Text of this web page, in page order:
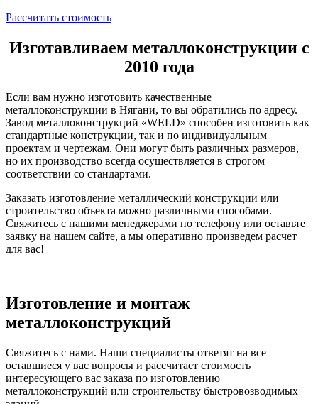
Рассчитать стоимость
Изготавливаем металлоконструкции с
2010 года
Если вам нужно изготовить качественные
металлоконструкции в Нягани, то вы обратились по адресу.
Завод металлоконструкций «WELD» способен изготовить как
стандартные конструкции, так и по индивидуальным
проектам и чертежам. Они могут быть различных размеров,
но их производство всегда осуществляется в строгом
соответствии со стандартами.
Заказать изготовление металлический конструкции или
строительство объекта можно различными способами.
Свяжитесь с нашими менеджерами по телефону или оставьте
заявку на нашем сайте, а мы оперативно произведем расчет
для вас!
Изготовление и монтаж
металлоконструкций
Свяжитесь с нами. Наши специалисты ответят на все
оставшиеся у вас вопросы и рассчитает стоимость
интересующего вас заказа по изготовлению
металлоконструкций или строительству быстровозводимых